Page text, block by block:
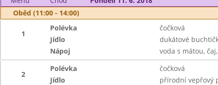
Oběd (11:00 - 14:00)
1
Polévka
čočková
Jídlo
dukátové
Nápoj
voda s mátou,
2
Polévka
čočková
Jídlo
přírodní vepřový